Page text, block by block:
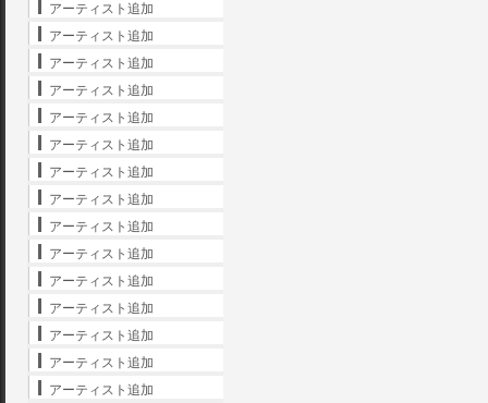
アーティスト追加
アーティスト追加
アーティスト追加
アーティスト追加
アーティスト追加
アーティスト追加
アーティスト追加
アーティスト追加
アーティスト追加
アーティスト追加
アーティスト追加
アーティスト追加
アーティスト追加
アーティスト追加
アーティスト追加